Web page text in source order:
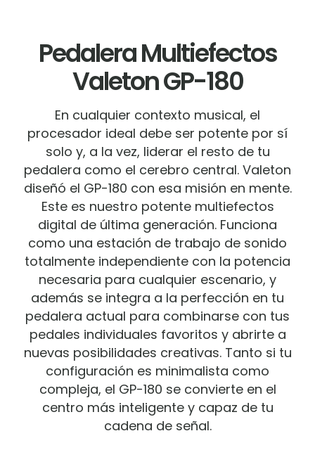
Pedalera Multiefectos
Valeton GP-180
En cualquier contexto musical, el
procesador ideal debe ser potente por sí
solo y, a la vez, liderar el resto de tu
pedalera como el cerebro central. Valeton
diseñó el GP-180 con esa misión en mente.
Este es nuestro potente multiefectos
digital de última generación. Funciona
como una estación de trabajo de sonido
totalmente independiente con la potencia
necesaria para cualquier escenario, y
además se integra a la perfección en tu
pedalera actual para combinarse con tus
pedales individuales favoritos y abrirte a
nuevas posibilidades creativas. Tanto si tu
configuración es minimalista como
compleja, el GP-180 se convierte en el
centro más inteligente y capaz de tu
cadena de señal.